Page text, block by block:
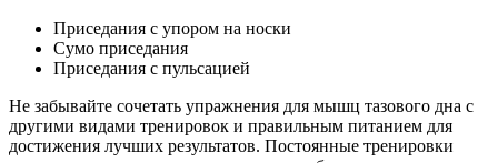
Приседания с упором на носки
Сумо приседания
Приседания с пульсацией
Не забывайте сочетать упражнения для мышц тазового дна с
другими видами тренировок и правильным питанием для
достижения лучших результатов. Постоянные тренировки